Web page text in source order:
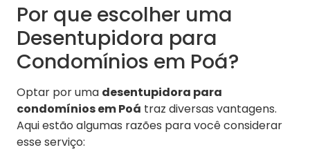
Por que escolher uma
Desentupidora para
Condomínios em Poá?
Optar por uma desentupidora para
condomínios em Poá traz diversas vantagens.
Aqui estão algumas razões para você considerar
esse serviço: